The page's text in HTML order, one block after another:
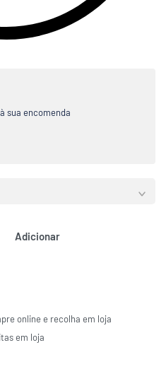
sua encomenda
Adicionar
online e recolha em loja
em loja